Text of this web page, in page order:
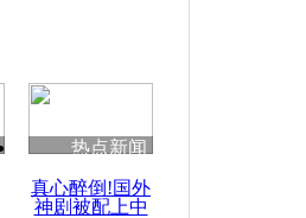
热点新闻
真心醉倒!国外
神剧被配上中